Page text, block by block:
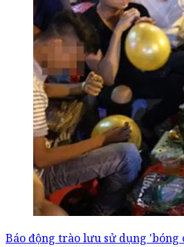
Báo động trào lưu sử dụng